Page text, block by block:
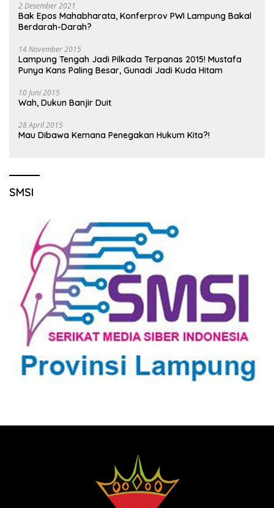
2 Desember 2021
Bak Epos Mahabharata, Konferprov PWI Lampung Bakal
Berdarah-Darah?
14 November 2015
Lampung Tengah Jadi Pilkada Terpanas 2015! Mustafa
Punya Kans Paling Besar, Gunadi Jadi Kuda Hitam
10 Juni 2015
Wah, Dukun Banjir Duit
28 April 2015
Mau Dibawa Kemana Penegakan Hukum Kita?!
SMSI